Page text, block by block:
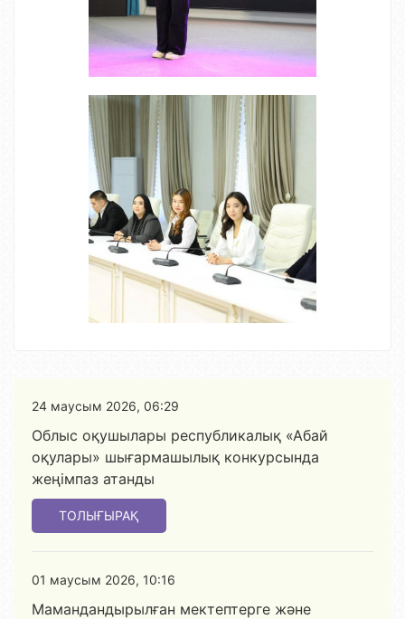
24 маусым 2026, 06:29
Облыс оқушылары республикалық «Абай
оқулары» шығармашылық конкурсында
жеңімпаз атанды
ТОЛЫҒЫРАҚ
01 маусым 2026, 10:16
Мамандандырылған мектептерге және